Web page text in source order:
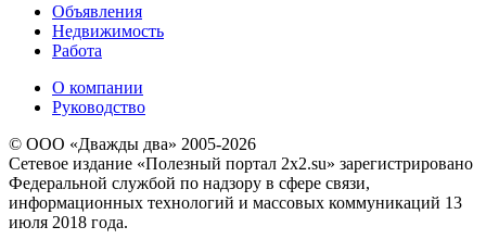
Объявления
Недвижимость
Работа
О компании
Руководство
© ООО «Дважды два» 2005-2026
Сетевое издание «Полезный портал 2x2.su» зарегистрировано
Федеральной службой по надзору в сфере связи,
информационных технологий и массовых коммуникаций 13
июля 2018 года.